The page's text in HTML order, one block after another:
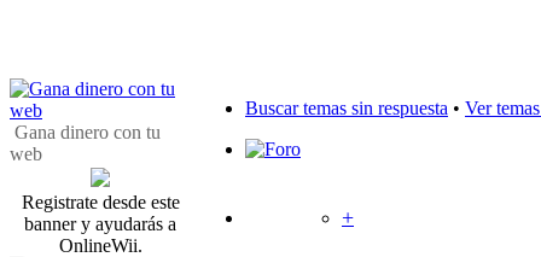
Gana dinero con tu
web
Registrate desde este
banner y ayudarás a
OnlineWii.
Buscar temas sin respuesta • Ver
+